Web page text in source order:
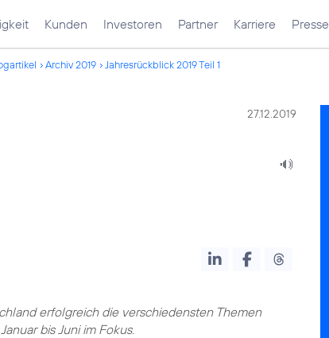
Kunden Investoren Partner Karriere Presse
Archiv 2019 Jahresrückblick 2019 Teil 1
27.12.2019
erfolgreich die verschiedensten Themen
bis Juni im Fokus.